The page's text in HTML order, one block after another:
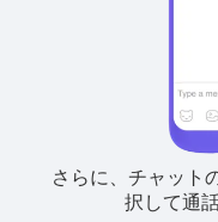
さらに、チャット
択して通